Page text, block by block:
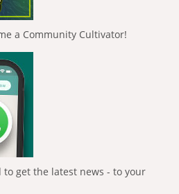
a Community Cultivator!
to get the latest news - to your